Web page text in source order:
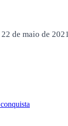
de maio de